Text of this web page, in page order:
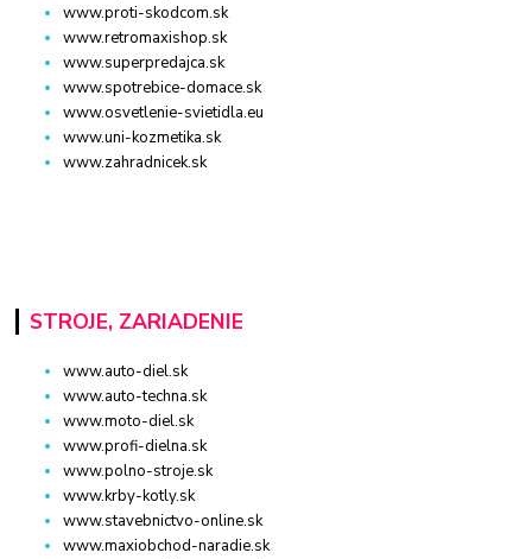
www.proti-skodcom.sk
www.retromaxishop.sk
www.superpredajca.sk
www.spotrebice-domace.sk
www.osvetlenie-svietidla.eu
www.uni-kozmetika.sk
www.zahradnicek.sk
STROJE, ZARIADENIE
www.auto-diel.sk
www.auto-techna.sk
www.moto-diel.sk
www.profi-dielna.sk
www.polno-stroje.sk
www.krby-kotly.sk
www.stavebnictvo-online.sk
www.maxiobchod-naradie.sk